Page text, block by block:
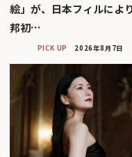
絵」が、日本フィルによ
邦初…
PICK UP 2026年8月7日